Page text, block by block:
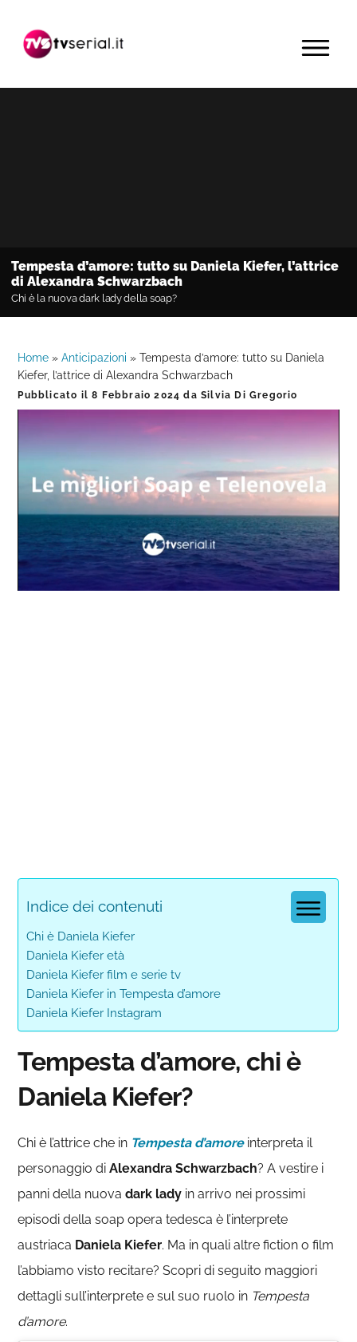
navigazione
contenuto
barra
primaria
MENU
Tempesta d’amore: tutto su Daniela Kiefer, l’attrice
di Alexandra Schwarzbach
Chi è la nuova dark lady della soap?
Home »Anticipazioni »Tempesta d’amore: tutto su Daniela
Kiefer, l’attrice di Alexandra Schwarzbach
Pubblicato il8 Febbraio 2024 daSilvia Di Gregorio
0%
0%
Indice dei contenuti
Chi è Daniela Kiefer
Daniela Kiefer età
Daniela Kiefer film e serie tv
Daniela Kiefer in Tempesta d’amore
Daniela Kiefer Instagram
Tempesta d’amore, chi è
Daniela Kiefer?
Chi è l’attrice che in Tempesta d’amoreinterpreta il
personaggio diAlexandra Schwarzbach? A vestire i
panni della nuovadark lady in arrivo nei prossimi
episodi della soap opera tedesca è l’interprete
austriaca Daniela Kiefer. Ma in quali altre fiction o film
l’abbiamo visto recitare? Scopri di seguito maggiori
dettagli sull’interprete e sul suo ruolo in Tempesta
d’amore.